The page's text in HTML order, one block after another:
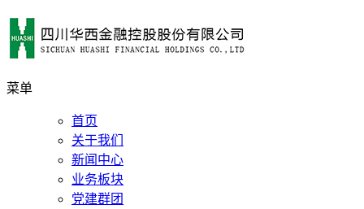
菜单
首页
关于我们
新闻中心
业务板块
党建群团